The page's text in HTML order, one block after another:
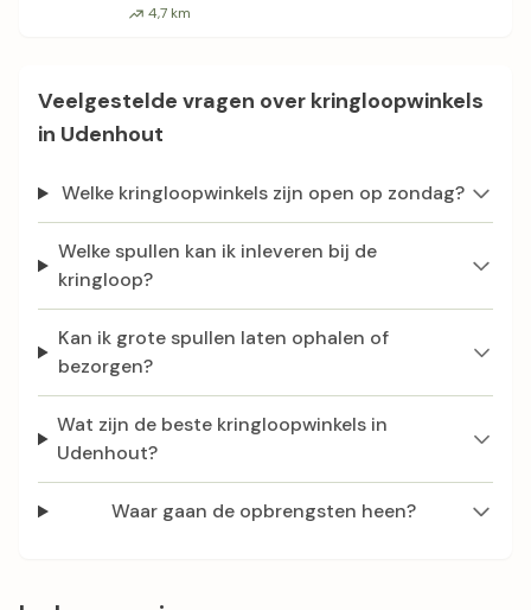
4,7 km
Veelgestelde vragen over kringloopwinkels
in Udenhout
Welke kringloopwinkels zijn open op zondag?
Welke spullen kan ik inleveren bij de
kringloop?
Kan ik grote spullen laten ophalen of
bezorgen?
Wat zijn de beste kringloopwinkels in
Udenhout?
Waar gaan de opbrengsten heen?